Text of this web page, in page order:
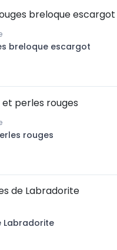
breloque escargot
rouges
Labradorite